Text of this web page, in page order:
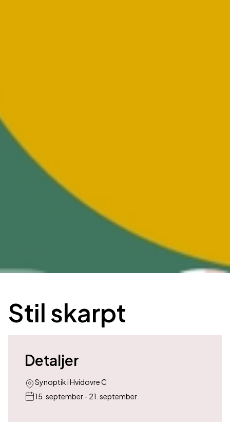
Søg
submit
Stil skarpt
Detaljer
Synoptik i Hvidovre C
15. september - 21. september